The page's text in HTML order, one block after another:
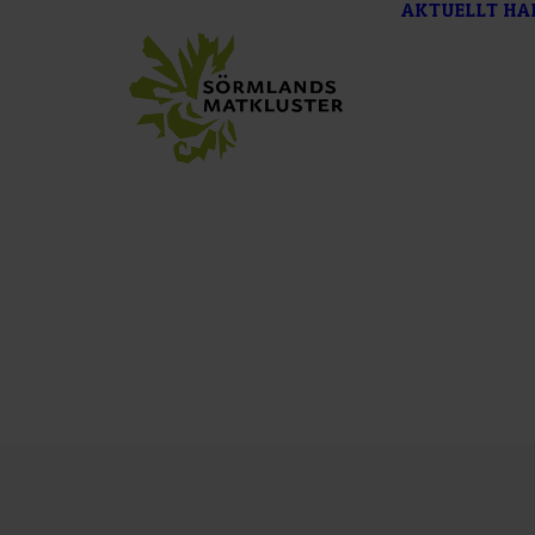
AKTUELLT